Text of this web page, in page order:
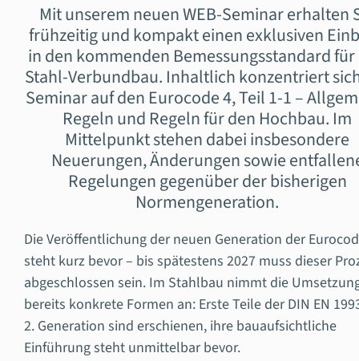
Mit unserem neuen WEB-Seminar erhalten
frühzeitig und kompakt einen exklusiven
in den kommenden Bemessungsstandard
Stahl-Verbundbau. Inhaltlich konzentriert
Seminar auf den Eurocode 4, Teil 1-1 –
Regeln und Regeln für den Hochbau. Im
Mittelpunkt stehen dabei insbesondere
Neuerungen, Änderungen sowie
Regelungen gegenüber der bisherigen
Normengeneration.
Die Veröffentlichung der neuen Generation der
steht kurz bevor – bis spätestens 2027 muss dieser
abgeschlossen sein. Im Stahlbau nimmt die
bereits konkrete Formen an: Erste Teile der DIN EN
2. Generation sind erschienen, ihre bauaufsichtliche
Einführung steht unmittelbar bevor.